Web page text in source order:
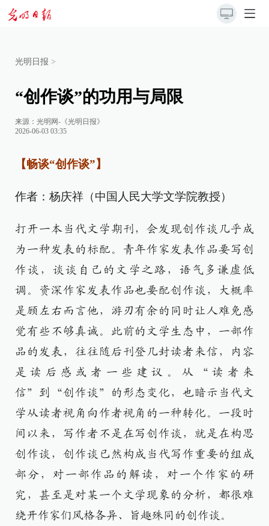
光明日报 >
“创作谈”的功用与局限
来源： 光明网-《光明日报》
2026-06-03 03:35
【畅谈“创作谈”】
作者：杨庆祥（中国人民大学文学院教授）
打开一本当代文学期刊，会发现创作谈几乎成
为一种发表的标配。青年作家发表作品要写创
作谈，谈谈自己的文学之路，语气多谦虚低
调。资深作家发表作品也要配创作谈，大概率
是顾左右而言他，游刃有余的同时让人难免感
觉有些不够真诚。此前的文学生态中，一部作
品的发表，往往随后刊登几封读者来信，内容
是读后感或者一些建议。从“读者来
信”到“创作谈”的形态变化，也暗示当代文
学从读者视角向作者视角的一种转化。一段时
间以来，写作者不是在写创作谈，就是在构思
创作谈，创作谈已然构成当代写作重要的组成
部分，对一部作品的解读，对一个作家的研
究，甚至是对某一个文学现象的分析，都很难
绕开作家们风格各异、旨趣殊同的创作谈。